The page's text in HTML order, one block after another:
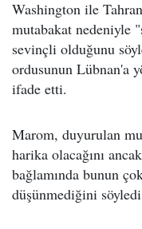
Washington ile
mutabakat nedeniyle
sevinçli olduğunu
ordusunun Lübnan'a
ifade etti.
Marom, duyurulan
harika olacağını
bağlamında bunun
düşünmediğini